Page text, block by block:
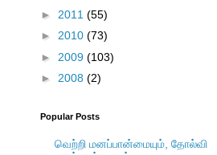
► 2011 (55)
► 2010 (73)
► 2009 (103)
► 2008 (2)
Popular Posts
வெற்றி மனப்பான்மையும், தோல்வி